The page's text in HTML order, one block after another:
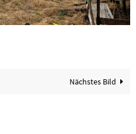
Nächstes Bild